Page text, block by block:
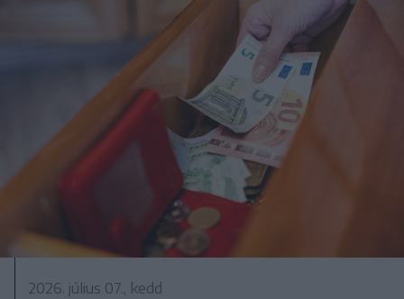
2026. július 07., kedd